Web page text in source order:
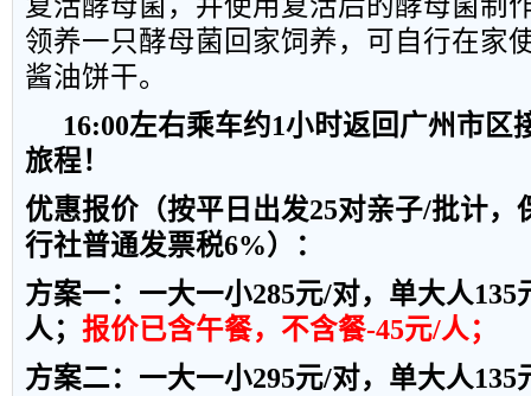
领养一只酵母菌回家饲养，可自行在家
酱油饼干。
16:00左右乘车约1小时返回广州市区
旅程！
优惠报价（按平日 出发25对亲子/批计，
行社普通发票税6%）：
方案一：一大一小285元/对，单大人135
人； 报价已含午餐，不含餐-45元/人；
方案二：一大一小295元/对，单大人135